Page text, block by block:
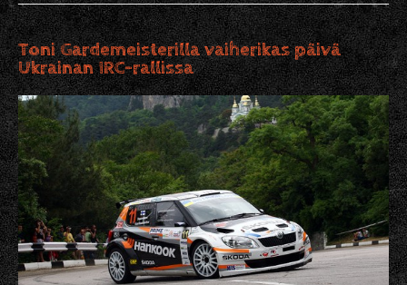
Toni Gardemeisterilla vaiherikas päivä
Ukrainan IRC-rallissa